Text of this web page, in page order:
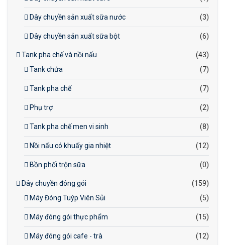
Dây chuyền sản xuất sữa nước (3)
Dây chuyền sản xuất sữa bột (6)
Tank pha chế và nồi nấu
(43)
Tank chứa
(7)
Tank pha chế (7)
Phụ trợ (2)
Tank pha chế men vi sinh (8)
Nồi nấu có khuấy gia nhiệt (12)
Bồn phối trộn sữa (0)
Dây chuyền đóng gói
(159)
Máy Đóng Tuýp Viên Sủi
(5)
Máy đóng gói thực phẩm (15)
Máy đóng gói cafe - trà (12)